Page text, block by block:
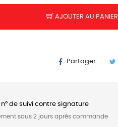
AJOUTER AU PANIER
Partager
de suivi contre signature
sous 2 jours après commande